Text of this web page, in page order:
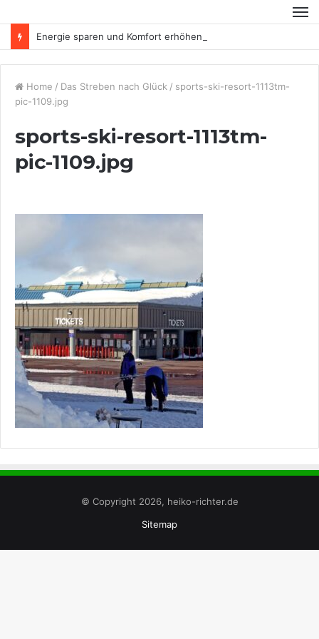
Energie sparen und Komfort erhöhen
Home / Das Streben nach Glück / sports-ski-resort-1113tm-
pic-1109.jpg
sports-ski-resort-1113tm-
pic-1109.jpg
© Copyright 2026, heiko-richter.de
Sitemap